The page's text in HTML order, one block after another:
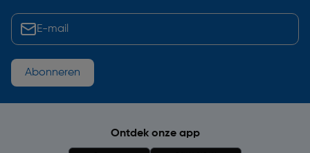
Abonneren
Ontdek onze app